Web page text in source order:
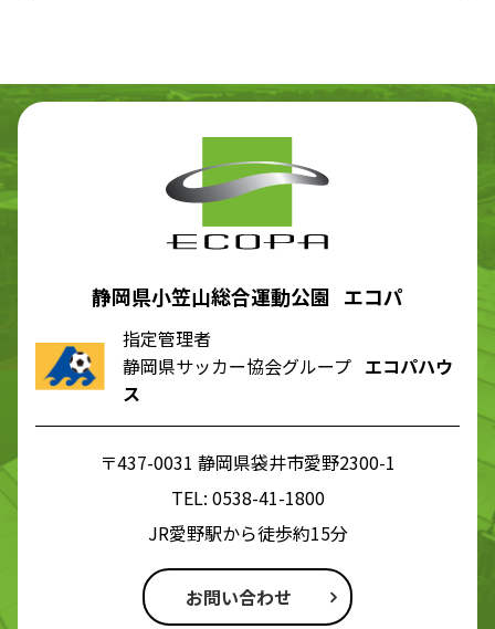
静岡県小笠山総合運動公園 エコパ
指定管理者
静岡県サッカー協会グループ エコパハウ
ス
〒437-0031 静岡県袋井市愛野2300-1
TEL: 0538-41-1800
JR愛野駅から徒歩約15分
お問い合わせ